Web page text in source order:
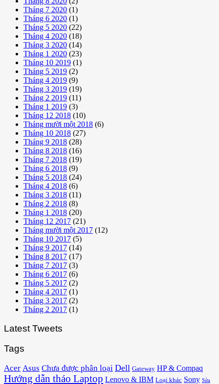
Tháng 7 2020 (1)
Tháng 6 2020 (1)
Tháng 5 2020 (22)
Tháng 4 2020 (18)
Tháng 3 2020 (14)
Tháng 1 2020 (23)
Tháng 10 2019 (1)
Tháng 5 2019 (2)
Tháng 4 2019 (9)
Tháng 3 2019 (19)
Tháng 2 2019 (11)
Tháng 1 2019 (3)
Tháng 12 2018 (10)
Tháng mười một 2018 (6)
Tháng 10 2018 (27)
Tháng 9 2018 (28)
Tháng 8 2018 (16)
Tháng 7 2018 (19)
Tháng 6 2018 (9)
Tháng 5 2018 (24)
Tháng 4 2018 (6)
Tháng 3 2018 (11)
Tháng 2 2018 (8)
Tháng 1 2018 (20)
Tháng 12 2017 (21)
Tháng mười một 2017 (12)
Tháng 10 2017 (5)
Tháng 9 2017 (14)
Tháng 8 2017 (17)
Tháng 7 2017 (3)
Tháng 6 2017 (6)
Tháng 5 2017 (2)
Tháng 4 2017 (1)
Tháng 3 2017 (2)
Tháng 2 2017 (1)
Latest Tweets
Tags
Acer Asus Chưa được phân loại Dell Gateway HP & Compaq
Hướng dẫn tháo Laptop Lenovo & IBM Loại khác Sony Sửa